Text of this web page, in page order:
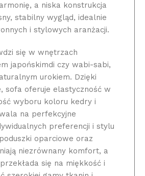
a niska konstrukcja
stabilny wygląd, idealnie
i stylowych aranżacji.
się w wnętrzach
japońskimdi czy wabi-sabi,
urokiem. Dzięki
sofa oferuje elastyczność w
wyboru koloru kedry i
na perfekcyjne
preferencji i stylu
oparciowe oraz
niezrównany komfort, a
się na miękkość i